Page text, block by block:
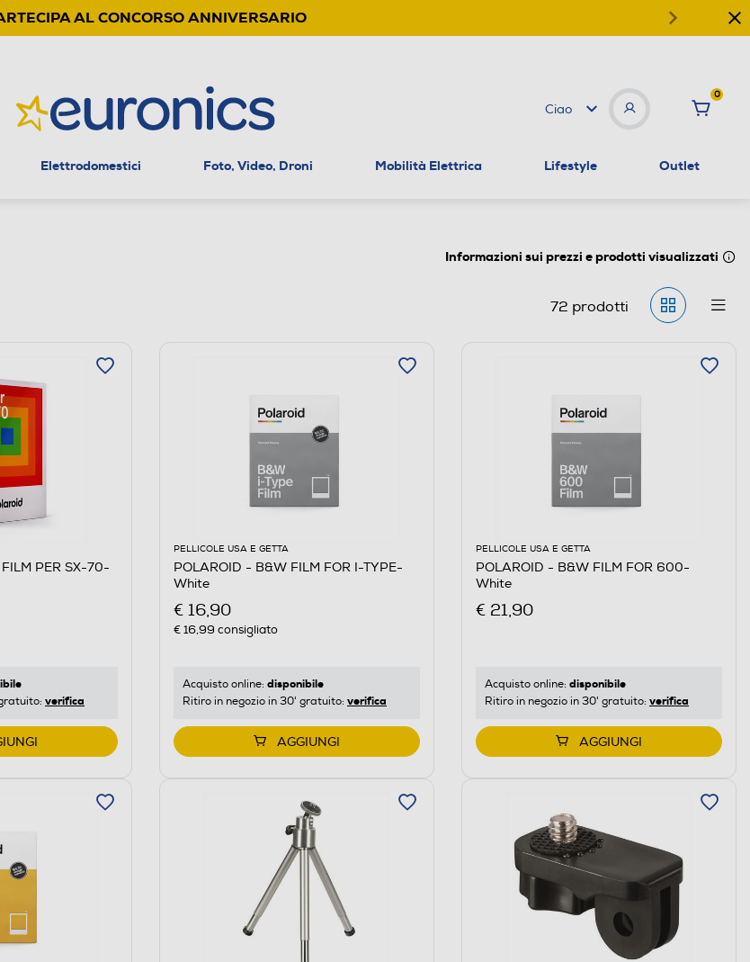
AL CONCORSO ANNIVERSARIO
Ciao
0
Elettrodomestici Foto, Video, Droni Mobilità Elettrica Lifestyle Outlet
Informazioni sui prezzi e prodotti visualizzati
72 prodotti
PER SX-70-
verifica
PELLICOLE USA E GETTA
POLAROID - B&W FILM FOR I-TYPE-
White
€ 16,90
€ 16,99 consigliato
Acquisto online: disponibile
Ritiro in negozio in 30' gratuito: verifica
AGGIUNGI
PELLICOLE USA E GETTA
POLAROID - B&W FILM FOR 600-
White
€ 21,90
Acquisto online: disponibile
Ritiro in negozio in 30' gratuito: verifica
AGGIUNGI